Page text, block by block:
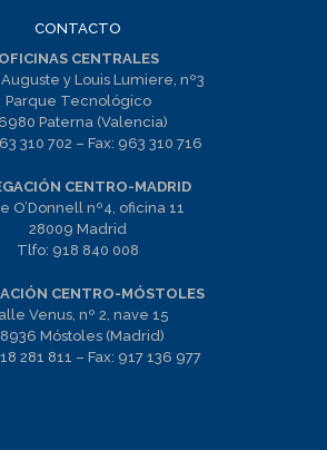
CONTACTO
OFICINAS CENTRALES
y Louis Lumiere, nº3
Parque Tecnológico
Paterna (Valencia)
310 702 – Fax: 963 310 716
CENTRO-MADRID
O’Donnell nº4, oficina 11
28009 Madrid
Tlfo: 918 840 008
CENTRO-MÓSTOLES
Venus, nº 2, nave 15
Móstoles (Madrid)
281 811 – Fax: 917 136 977